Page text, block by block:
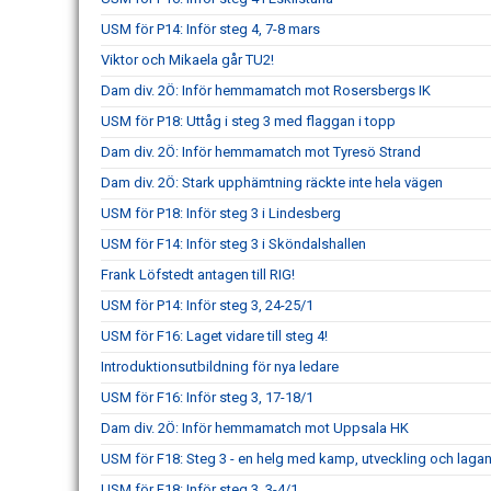
USM för P14: Inför steg 4, 7-8 mars
Viktor och Mikaela går TU2!
Dam div. 2Ö: Inför hemmamatch mot Rosersbergs IK
USM för P18: Uttåg i steg 3 med flaggan i topp
Dam div. 2Ö: Inför hemmamatch mot Tyresö Strand
Dam div. 2Ö: Stark upphämtning räckte inte hela vägen
USM för P18: Inför steg 3 i Lindesberg
USM för F14: Inför steg 3 i Sköndalshallen
Frank Löfstedt antagen till RIG!
USM för P14: Inför steg 3, 24-25/1
USM för F16: Laget vidare till steg 4!
Introduktionsutbildning för nya ledare
USM för F16: Inför steg 3, 17-18/1
Dam div. 2Ö: Inför hemmamatch mot Uppsala HK
USM för F18: Steg 3 - en helg med kamp, utveckling och